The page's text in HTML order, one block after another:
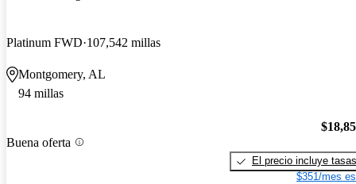
Platinum FWD 107,542 millas
Montgomery, AL
94 millas
Buena oferta
El precio incluye tasas
$351/mes